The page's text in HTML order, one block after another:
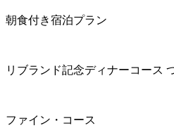
朝食付き宿泊プラン
リブランド記念ディナーコース
ファイン・コース